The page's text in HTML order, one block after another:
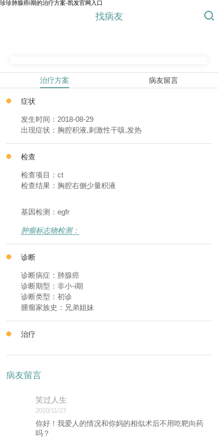
珍珍肺腺癌i期的治疗方案-凯发官网入口
找病友
治疗方案 病友留言
症状
发生时间：2018-08-29
出现症状：胸腔积液,刺激性干咳,发热
检查
检查项目：ct
检查结果：胸腔右侧少量积液
基因检测：egfr
肿瘤标志物检测：
诊断
诊断病症：肺腺癌
诊断期型：非小-i期
诊断类型：初诊
腫瘤家族史：兄弟姐妹
治疗
病友留言
笑过人生
2020/11/27
你好！我爱人的情况和你妈的相似术后不用吃靶向药
吗？